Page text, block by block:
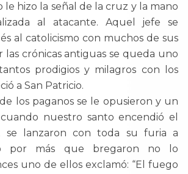
le hizo la señal de la cruz y la mano
al atacante. Aquel jefe se
al catolicismo con muchos de sus
las crónicas antiguas se queda uno
prodigios y milagros con los
a San Patricio.
los paganos se le opusieron y un
nuestro santo encendió el
se lanzaron con toda su furia a
por más que bregaron no lo
uno de ellos exclamó: “El fuego